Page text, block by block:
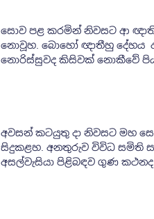
සොව පළ කරමින් නිවසට ආ
නොවූහ. බොහෝ ඥාතීහු දේහය
නොරිස්සුවද කිසිවක් නොකීවේ
අවසන් කටයුතු දා නිවසට මහ
සිදුකළහ. අනතුරුව විවිධ සමිති
අසල්වැසියා පිළිබඳව ගුණ